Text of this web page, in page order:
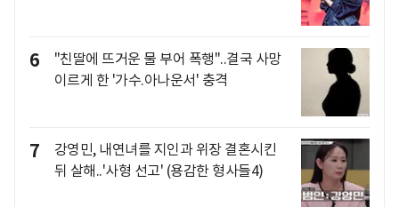
6
"친딸에 뜨거운 물 부어 폭행"..결국 사망
이르게 한 '가수.아나운서' 충격
7
강영민, 내연녀를 지인과 위장 결혼시킨
뒤 살해..'사형 선고' (용감한 형사들4)